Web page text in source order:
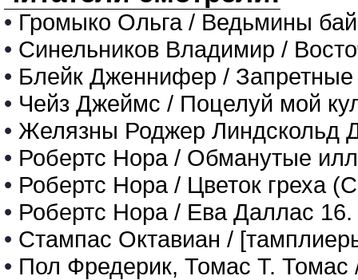
• Громыко Ольга / Ведьмины
• Синельников Владимир /
• Блейк Дженнифер /
• Чейз Джеймс / Поцелуй мой
• Желязны Роджер Линдскольд
• Робертс Нора / Обманутые
• Робертс Нора / Цветок греха
• Робертс Нора / Ева Даллас
• Стампас Октавиан /
• Пол Фредерик, Томас Т.